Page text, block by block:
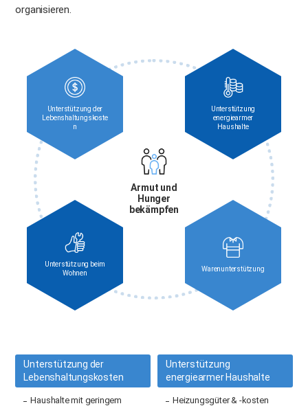
organisieren.
Unterstützung der
Lebenshaltungskoste
n
Unterstützung
energiearmer
Haushalte
Armut und
Hunger
bekämpfen
Unterstützung beim
Wohnen
Warenunterstützung
Unterstützung der
Lebenshaltungskosten
Haushalte mit geringem
Unterstützung
energiearmer Haushalte
Heizungsgüter & -kosten